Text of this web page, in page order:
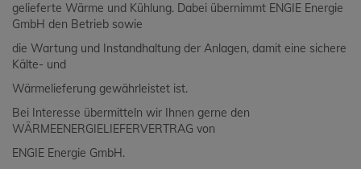
gelieferte Wärme und Kühlung. Dabei übernimmt ENGIE Energie
GmbH den Betrieb sowie
die Wartung und Instandhaltung der Anlagen, damit eine sichere
Kälte- und
Wärmelieferung gewährleistet ist.
Bei Interesse übermitteln wir Ihnen gerne den
WÄRMEENERGIELIEFERVERTRAG von
ENGIE Energie GmbH.